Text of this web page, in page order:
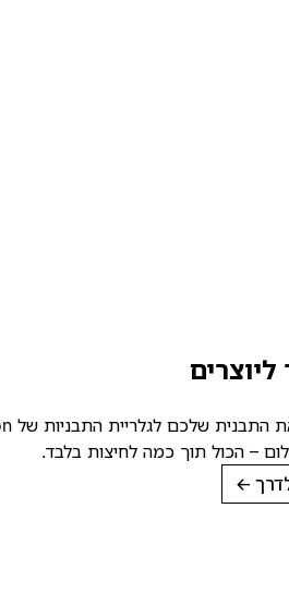
– הכול תוך כמה לחיצות בלבד.
→